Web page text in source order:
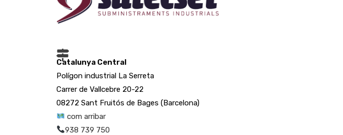
Catalunya Central
Polígon industrial La Serreta
Carrer de Vallcebre 20-22
08272 Sant Fruitós de Bages (Barcelona)
com arribar
938 739 750